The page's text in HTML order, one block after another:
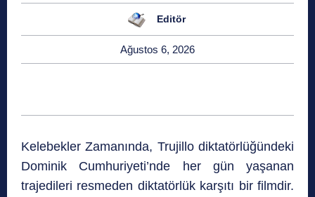
Editör
Ağustos 6, 2026
Kelebekler Zamanında, Trujillo diktatörlüğündeki
Dominik Cumhuriyeti’nde her gün yaşanan
trajedileri resmeden diktatörlük karşıtı bir filmdir.